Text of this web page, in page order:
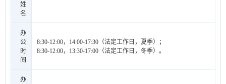
姓
名
办
公
时
间
8:30-12:00，14:00-17:30（法定工作日，夏季）；
8:30-12:00，13:30-17:00（法定工作日，冬季）。
办